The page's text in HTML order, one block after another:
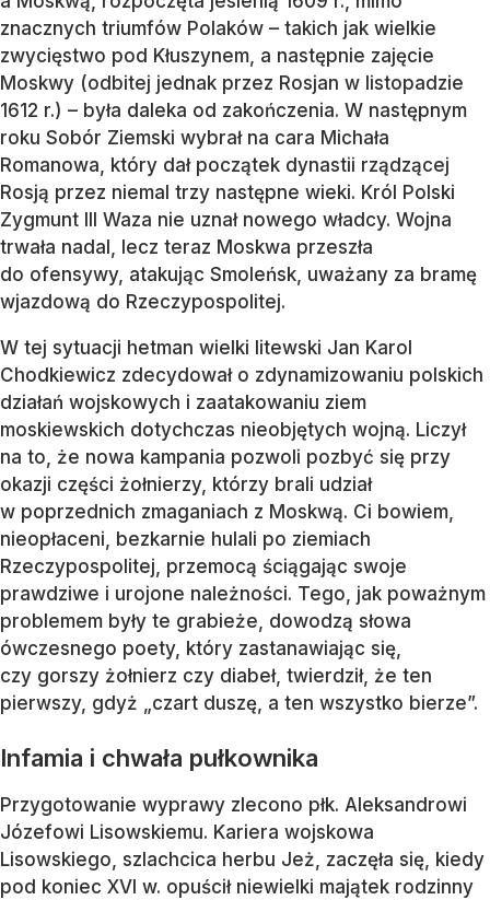
znacznych triumfów Polaków – takich jak wielkie
zwycięstwo pod Kłuszynem, a następnie zajęcie
Moskwy (odbitej jednak przez Rosjan w listopadzie
1612 r.) – była daleka od zakończenia. W następnym
roku Sobór Ziemski wybrał na cara Michała
Romanowa, który dał początek dynastii rządzącej
Rosją przez niemal trzy następne wieki. Król Polski
Zygmunt III Waza nie uznał nowego władcy. Wojna
trwała nadal, lecz teraz Moskwa przeszła
do ofensywy, atakując Smoleńsk, uważany za bramę
wjazdową do Rzeczypospolitej.
W tej sytuacji hetman wielki litewski Jan Karol
Chodkiewicz zdecydował o zdynamizowaniu polskich
działań wojskowych i zaatakowaniu ziem
moskiewskich dotychczas nieobjętych wojną. Liczył
na to, że nowa kampania pozwoli pozbyć się przy
okazji części żołnierzy, którzy brali udział
w poprzednich zmaganiach z Moskwą. Ci bowiem,
nieopłaceni, bezkarnie hulali po ziemiach
Rzeczypospolitej, przemocą ściągając swoje
prawdziwe i urojone należności. Tego, jak poważnym
problemem były te grabieże, dowodzą słowa
ówczesnego poety, który zastanawiając się,
czy gorszy żołnierz czy diabeł, twierdził, że ten
pierwszy, gdyż „czart duszę, a ten wszystko bierze”.
Infamia i chwała pułkownika
Przygotowanie wyprawy zlecono płk. Aleksandrowi
Józefowi Lisowskiemu. Kariera wojskowa
Lisowskiego, szlachcica herbu Jeż, zaczęła się, kiedy
pod koniec XVI w. opuścił niewielki majątek rodzinny